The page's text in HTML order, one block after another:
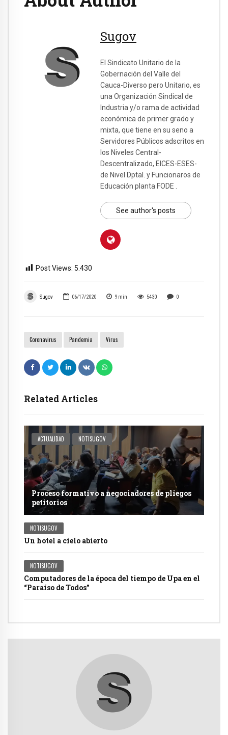
Sugov 06/17/2020 9 min 5430 0
Coronavirus Pandemia Virus
Related Articles
ACTUALIDAD NOTISUGOV
Proceso formativo a negociadores de pliegos
petitorios
NOTISUGOV
Un hotel a cielo abierto
NOTISUGOV
Computadores de la época del tiempo de Upa en el
“Paraíso de Todos”
Sugov
El Sindicato Unitario de la
Gobernación del Valle del
Cauca-Diverso pero Unitario, es
una Organización Sindical de
Industria y/o rama de actividad
económica de primer grado y
mixta, que tiene en su seno a
Servidores Públicos adscritos en
los Niveles Central-
Descentralizado, EICES-ESES-
de Nivel Dptal. y Funcionaros de
Educación planta FODE .
See author's posts
Post Views: 5.430